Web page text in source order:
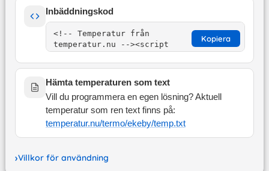
Inbäddningskod
Kopiera
Hämta temperaturen som text
Vill du programmera en egen lösning? Aktuell
temperatur som ren text finns på:
temperatur.nu/termo/ekeby/temp.txt
Villkor för användning